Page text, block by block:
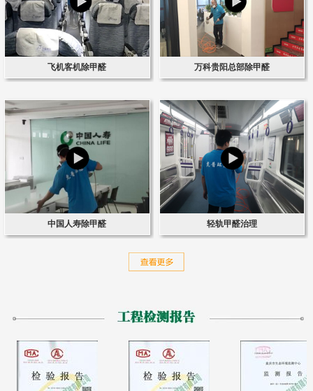
飞机客机除甲醛 万科贵阳总部除甲醛
中国人寿除甲醛 轻轨甲醛治理